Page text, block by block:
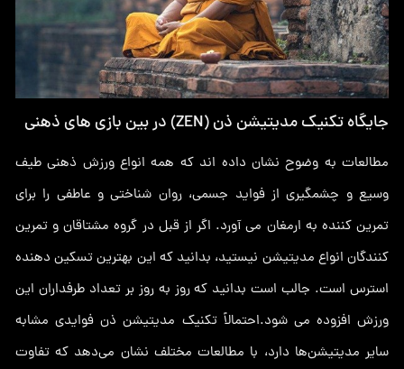
جایگاه تکنیک مدیتیشن ذن (ZEN) در بین بازی های ذهنی
مطالعات به وضوح نشان داده اند که همه انواع ورزش ذهنی طیف
وسیع و چشمگیری از فواید جسمی، روان شناختی و عاطفی را برای
تمرین کننده به ارمغان می آورد. اگر از قبل در گروه مشتاقان و تمرین
کنندگان انواع مدیتیشن نیستید، بدانید که این بهترین تسکین دهنده
استرس است. جالب است بدانید که روز به روز بر تعداد طرفداران این
ورزش افزوده می شود.احتمالاً تکنیک مدیتیشن ذن فوایدی مشابه
سایر مدیتیشن‌ها دارد، با مطالعات مختلف نشان می‌دهد که تفاوت